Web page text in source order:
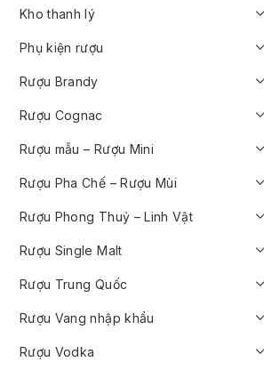
Kho thanh lý
Phụ kiện rượu
Rượu Brandy
Rượu Cognac
Rượu mẫu – Rượu Mini
Rượu Pha Chế – Rượu Mùi
Rượu Phong Thuỷ – Linh Vật
Rượu Single Malt
Rượu Trung Quốc
Rượu Vang nhập khẩu
Rượu Vodka